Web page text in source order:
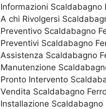
Informazioni Scaldabagno
A chi Rivolgersi
Preventivo Scaldabagno
Preventivi Scaldabagno
Assistenza Scaldabagno
Manutenzione
Pronto Intervento
Vendita Scaldabagno
Installazione Scaldabagno